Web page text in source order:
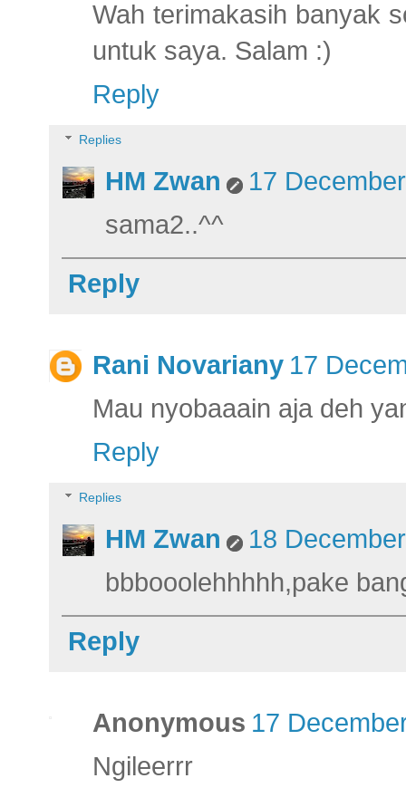
Wah terimakasih banyak
untuk saya. Salam :)
Reply
Replies
HM Zwan
17
sama2..^^
Reply
Rani Novariany 17
Mau nyobaaain aja deh
Reply
Replies
HM Zwan
18
bbbooolehhhhh,pake
Reply
Anonymous 17
Ngileerrr